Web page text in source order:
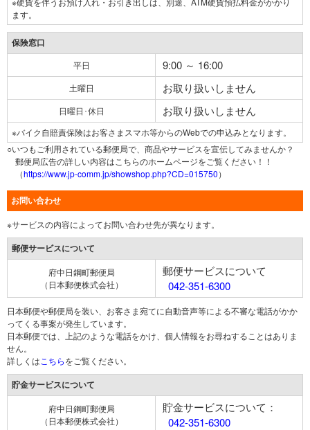
ます。
保険窓口
平日 9:00 ～ 16:00
土曜日 お取り扱いしません
日曜日･休日 お取り扱いしません
※バイク自賠責保険はお客さまスマホ等からのWebでの申込みとなります。
○いつもご利用されている郵便局で、商品やサービスを宣伝してみませんか？
郵便局広告の詳しい内容はこちらのホームページをご覧ください！！
（https://www.jp-comm.jp/showshop.php?CD=015750）
お問い合わせ
※サービスの内容によってお問い合わせ先が異なります。
郵便サービスについて
府中日鋼町郵便局
（日本郵便株式会社）
郵便サービスについて
042-351-6300
日本郵便や郵便局を装い、お客さま宛てに自動音声等による不審な電話がかか
ってくる事案が発生しています。
日本郵便では、上記のような電話をかけ、個人情報をお尋ねすることはありま
せん。
詳しくは こちらをご覧ください。
貯金サービスについて
府中日鋼町郵便局
（日本郵便株式会社）
貯金サービスについて：
042-351-6300